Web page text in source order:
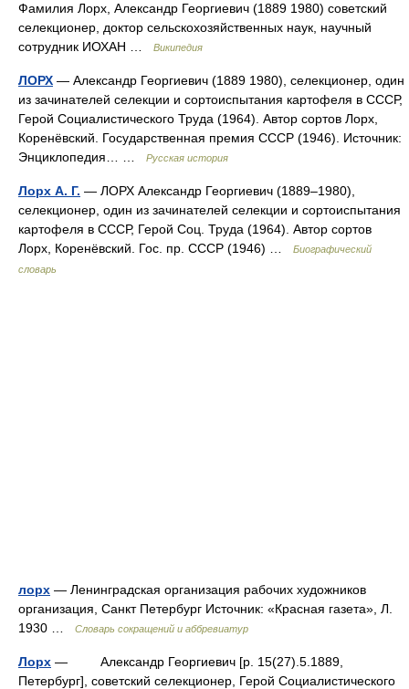
Фамилия Лорх, Александр Георгиевич (1889 1980) советский
селекционер, доктор сельскохозяйственных наук, научный
сотрудник ИОХАН …
Википедия
ЛОРХ — Александр Георгиевич (1889 1980), селекционер, один
из зачинателей селекции и сортоиспытания картофеля в СССР,
Герой Социалистического Труда (1964). Автор сортов Лорх,
Коренёвский. Государственная премия СССР (1946). Источник:
Энциклопедия… …
Русская история
Лорх А. Г. — ЛОРХ Александр Георгиевич (1889–1980),
селекционер, один из зачинателей селекции и сортоиспытания
картофеля в СССР, Герой Соц. Труда (1964). Автор сортов
Лорх, Коренёвский. Гос. пр. СССР (1946) …
Биографический
словарь
лорх — Ленинградская организация рабочих художников
организация, Санкт Петербург Источник: «Красная газета», Л.
1930 …
Словарь сокращений и аббревиатур
Лорх — Александр Георгиевич [р. 15(27).5.1889,
Петербург], советский селекционер, Герой Социалистического